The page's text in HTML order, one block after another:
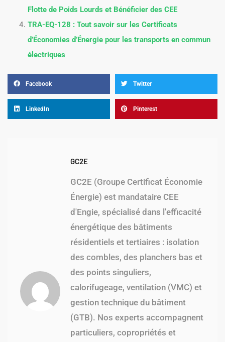
Flotte de Poids Lourds et Bénéficier des CEE
TRA-EQ-128 : Tout savoir sur les Certificats
d’Économies d’Énergie pour les transports en commun
électriques
Facebook Twitter
LinkedIn Pinterest
GC2E
GC2E (Groupe Certificat Économie
Énergie) est mandataire CEE
d'Engie, spécialisé dans l'efficacité
énergétique des bâtiments
résidentiels et tertiaires : isolation
des combles, des planchers bas et
des points singuliers,
calorifugeage, ventilation (VMC) et
gestion technique du bâtiment
(GTB). Nos experts accompagnent
particuliers, copropriétés et